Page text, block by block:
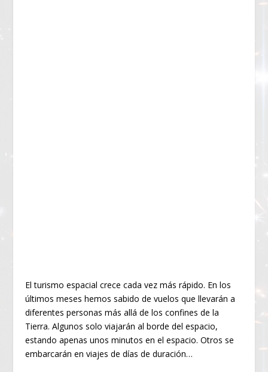
El turismo espacial crece cada vez más rápido. En los
últimos meses hemos sabido de vuelos que llevarán a
diferentes personas más allá de los confines de la
Tierra. Algunos solo viajarán al borde del espacio,
estando apenas unos minutos en el espacio. Otros se
embarcarán en viajes de días de duración…